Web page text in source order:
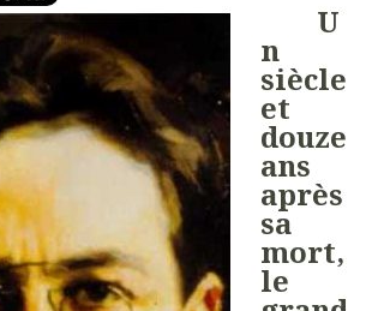
U
n
siècle
et
douze
ans
après
sa
mort,
le